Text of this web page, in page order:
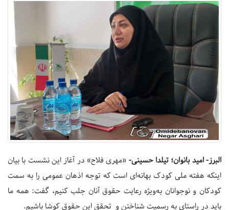
البرز- امید بانوان؛‌تیلدا حسینی- «مهری فلاح» در آغاز این نشست با بیان
اینکه هفته ملی کودک بهانه‌ای است که توجه اذهان عمومی را به سمت
کودکان و نوجوانان به‌ویژه رعایت حقوق آنان جلب کنیم، گفت: همه ما
باید در راستای به رسمیت شناختن و تحقق این حقوق کوشا باشیم.